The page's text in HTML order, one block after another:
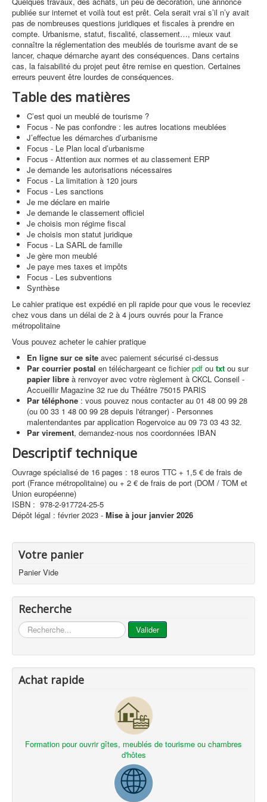
publiée sur internet et voilà tout est prêt. Cela serait vrai s’il n’y avait
pas de nombreuses questions juridiques et fiscales à prendre en
compte. Urbanisme, statut, fiscalité, classement…, mieux vaut
connaître la réglementation des meublés de tourisme avant de se
lancer, chaque démarche ayant des conséquences. Dans certains
cas, la faisabilité du projet peut être remise en question. Certaines
erreurs peuvent être lourdes de conséquences.
Table des matières
C’est quoi un meublé de tourisme ?
Focus - Ne pas confondre : les autres locations meublées
J’effectue les démarches d’urbanisme
Focus - Le Plan local d’urbanisme
Focus - Attention aux normes et au classement ERP
Je demande les autorisations nécessaires
Focus - La limitation à 120 jours
Focus - Les sanctions
Je me déclare en mairie
Je demande le classement officiel
Je choisis mon régime fiscal
Je choisis mon statut juridique
Focus - La SARL de famille
Je gère mon meublé
Je paye mes taxes et impôts
Focus - Les subventions
Synthèse
Le cahier pratique est expédié en pli rapide pour que vous le receviez
chez vous dans un délai de 2 à 4 jours ouvrés pour la France
métropolitaine
Vous pouvez acheter le cahier pratique
En ligne sur ce site avec paiement sécurisé ci-dessus
Par courrier postal en téléchargeant ce fichierpdf ou txt ou sur
papier libre à renvoyer avec votre règlement à CKCL Conseil -
Accueillir Magazine 32 rue du Théâtre 75015 PARIS
Par téléphone : vous pouvez nous contacter au 01 48 00 99 28
(ou 00 33 1 48 00 99 28 depuis l'étranger) - Personnes
malentendantes par application Rogervoice au 09 73 03 43 32.
Par virement, demandez-nous nos coordonnées IBAN
Descriptif technique
Ouvrage spécialisé de 16 pages : 18 euros TTC + 1,5 € de frais de
port (France métropolitaine) ou + 2 € de frais de port (DOM / TOM et
Union européenne)
ISBN : 978-2-917724-25-5
Dépôt légal : février 2023 - Mise à jour janvier 2026
Votre panier
Panier Vide
Recherche
... Valider
Achat rapide
Formation pour ouvrir gîtes, meublés de tourisme ou chambres
d'hôtes